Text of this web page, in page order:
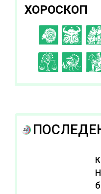
ХОРОСКОП
C D
I J